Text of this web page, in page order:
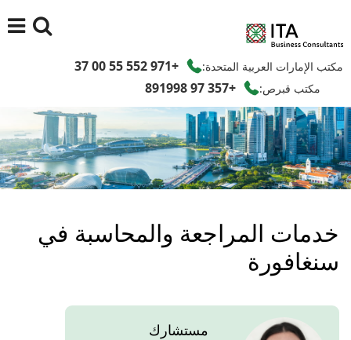
مكتب الإمارات العربية المتحدة: +971 552 55 00 37
مكتب قبرص: +357 97 891998
خدمات المراجعة والمحاسبة في
سنغافورة
مستشارك